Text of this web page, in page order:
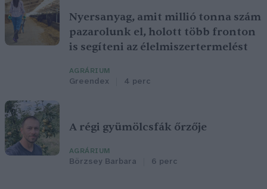
Nyersanyag, amit millió tonna szám
pazarolunk el, holott több fronton
is segíteni az élelmiszertermelést
AGRÁRIUM
Greendex 4 perc
A régi gyümölcsfák őrzője
AGRÁRIUM
Börzsey Barbara 6 perc